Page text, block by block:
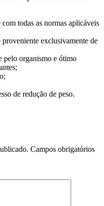
todas as normas aplicáveis
exclusivamente de
pelo organismo e ótimo
de redução de peso.
Campos obrigatórios